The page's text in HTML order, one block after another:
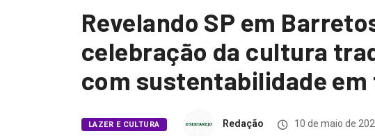
Revelando SP em
celebração da cultura
com sustentabilidade em
LAZER E CULTURA Redação 10 de maio de